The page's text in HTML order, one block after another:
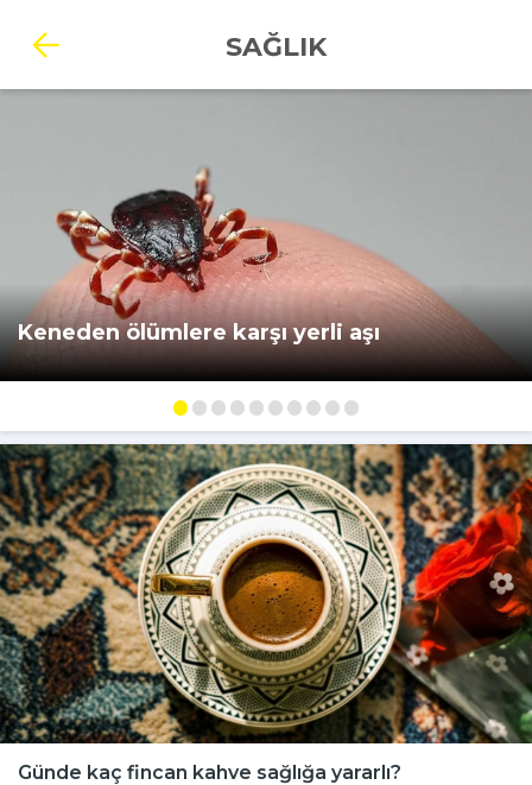
SAĞLIK
Keneden ölümlere karşı yerli aşı
Günde kaç fincan kahve sağlığa yararlı?